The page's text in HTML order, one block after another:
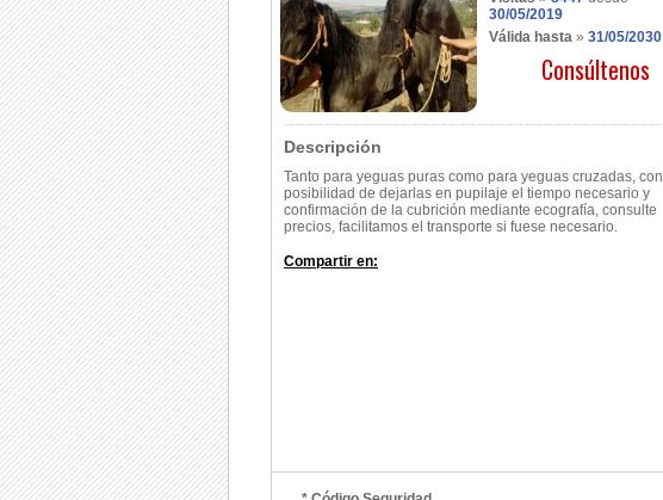
30/05/2019
Válida hasta » 31/05/2030
Consúltenos
Descripción
Tanto para yeguas puras como para yeguas cruzadas, con
posibilidad de dejarlas en pupilaje el tiempo necesario y
confirmación de la cubrición mediante ecografía, consulte
precios, facilitamos el transporte si fuese necesario.
Compartir en: